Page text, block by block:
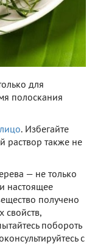
для
полоскания
лицо. Избегайте
раствор также не
— не только
настоящее
получено
свойств,
побороть
с